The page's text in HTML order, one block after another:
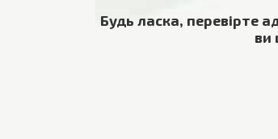
Будь ласка, перевірте
ви